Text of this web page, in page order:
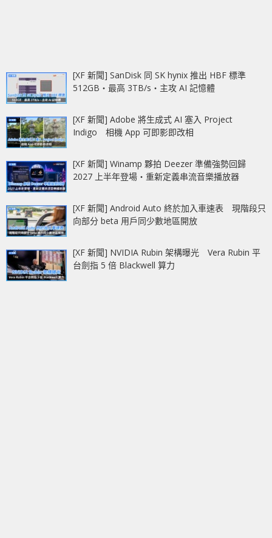
[XF 新聞] SanDisk 同 SK hynix 推出 HBF 標準
512GB‧最高 3TB/s‧主攻 AI 記憶體
[XF 新聞] Adobe 將生成式 AI 塞入 Project
Indigo 相機 App 可即影即改相
[XF 新聞] Winamp 夥拍 Deezer 準備強勢回歸
2027 上半年登場‧重新定義串流音樂播放器
[XF 新聞] Android Auto 終於加入車速表 現階段只
向部分 beta 用戶同少數地區開放
[XF 新聞] NVIDIA Rubin 架構曝光 Vera Rubin 平
台劍指 5 倍 Blackwell 算力